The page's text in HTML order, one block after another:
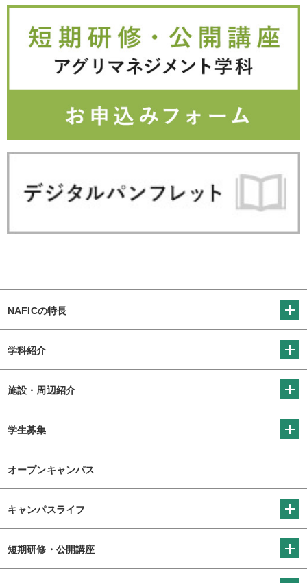
NAFICの特長
学科紹介
施設・周辺紹介
学生募集
オープンキャンパス
キャンパスライフ
短期研修・公開講座